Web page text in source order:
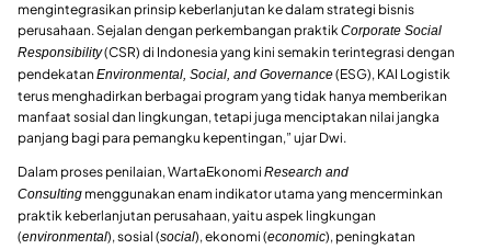
mengintegrasikan prinsip keberlanjutan ke dalam strategi bisnis
perusahaan. Sejalan dengan perkembangan praktikCorporate Social
Responsibility(CSR) di Indonesia yang kini semakin terintegrasi dengan
pendekatan Environmental, Social, and Governance(ESG), KAI Logistik
terus menghadirkan berbagai program yang tidak hanya memberikan
manfaat sosial dan lingkungan, tetapi juga menciptakan nilai jangka
panjang bagi para pemangku kepentingan,” ujar Dwi.
Dalam proses penilaian, WartaEkonomi Research and
Consulting menggunakan enam indikator utama yang mencerminkan
praktik keberlanjutan perusahaan, yaitu aspek lingkungan
(environmental), sosial (social), ekonomi (economic), peningkatan